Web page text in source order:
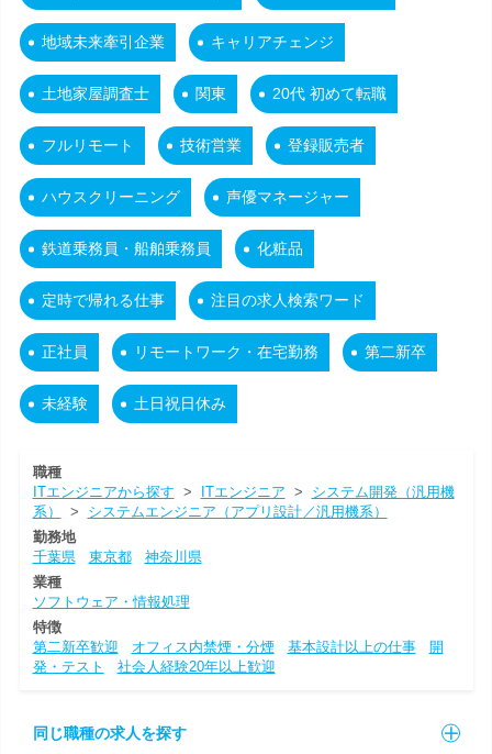
地域未来牽引企業 キャリアチェンジ
土地家屋調査士 関東 20代 初めて転職
フルリモート 技術営業 登録販売者
ハウスクリーニング 声優マネージャー
鉄道乗務員・船舶乗務員 化粧品
定時で帰れる仕事 注目の求人検索ワード
正社員 リモートワーク・在宅勤務 第二新卒
未経験 土日祝日休み
職種
ITエンジニアから探す > ITエンジニア > システム開発（汎用機
系）
> システムエンジニア（アプリ設計／汎用機系）
勤務地
千葉県
東京都
神奈川県
業種
ソフトウェア・情報処理
特徴
第二新卒歓迎
オフィス内禁煙・分煙 基本設計以上の仕事
開
発・テスト
社会人経験20年以上歓迎
同じ職種の求人を探す